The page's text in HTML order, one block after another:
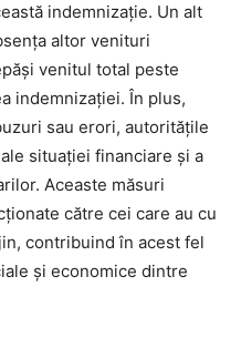
indemnizație. Un alt
altor venituri
venitul total peste
indemnizației. În plus,
sau erori, autoritățile
situației financiare și a
Aceaste măsuri
către cei care au cu
contribuind în acest fel
și economice dintre